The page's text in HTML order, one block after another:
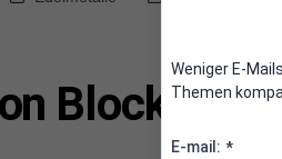
Weniger E-
Themen
E-mail: *